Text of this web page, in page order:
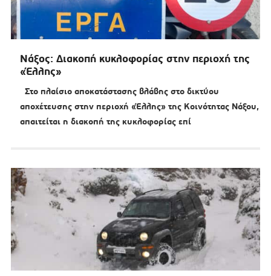
Νάξος: Διακοπή κυκλοφορίας στην περιοχή της
«Έλλης»
Στο πλαίσιο αποκατάστασης βλάβης στο δικτύου
αποχέτευσης στην περιοχή «Έλλης» της Kοινότητας Νάξου,
απαιτείται η διακοπή της κυκλοφορίας επί